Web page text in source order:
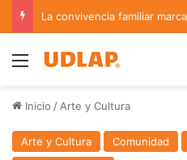
Menu
Inicio / Arte y Cultura
Arte y Cultura Comunidad